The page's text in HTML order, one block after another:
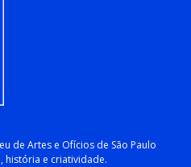
de Artes e Ofícios de São Paulo
história e criatividade.